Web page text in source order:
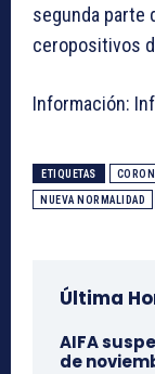
segunda parte
ceropositivos
Información:
ETIQUETAS
NUEVA NORMALIDAD
Última
AIFA
de